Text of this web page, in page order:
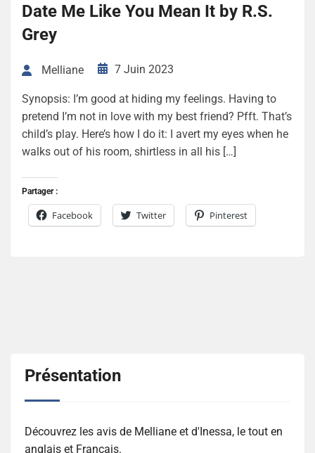
Date Me Like You Mean It by R.S.
Grey
Melliane 7 Juin 2023
Synopsis: I’m good at hiding my feelings. Having to
pretend I’m not in love with my best friend? Pfft. That’s
child’s play. Here’s how I do it: I avert my eyes when he
walks out of his room, shirtless in all his […]
Partager :
Facebook Twitter Pinterest
Présentation
Découvrez les avis de Melliane et d'Inessa, le tout en
anglais et Français.